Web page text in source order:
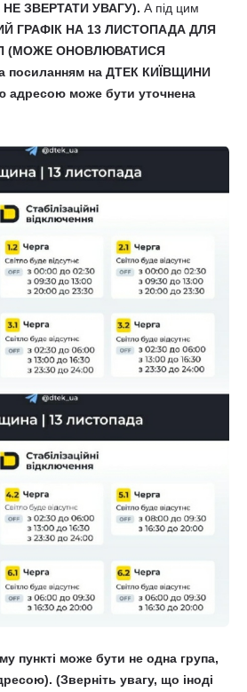
НЕ ЗВЕРТАТИ УВАГУ). А під цим
ГРАФІК НА 13 ЛИСТОПАДА ДЛЯ
(МОЖЕ ОНОВЛЮВАТИСЯ
на ДТЕК КИЇВЩИНИ
може бути уточнена
пункті може бути не одна група,
(Зверніть увагу, що іноді